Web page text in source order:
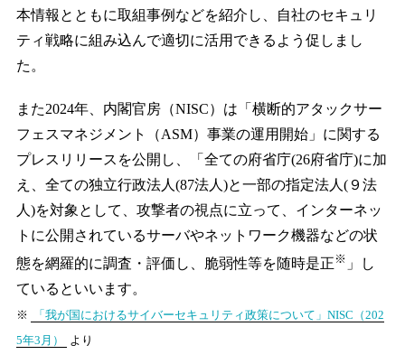
本情報とともに取組事例などを紹介し、自社のセキュリ
ティ戦略に組み込んで適切に活用できるよう促しまし
た。
また2024年、内閣官房（NISC）は「横断的アタックサー
フェスマネジメント（ASM）事業の運用開始」に関する
プレスリリースを公開し、「全ての府省庁(26府省庁)に加
え、全ての独立行政法人(87法人)と一部の指定法人(９法
人)を対象として、攻撃者の視点に立って、インターネッ
トに公開されているサーバやネットワーク機器などの状
態を網羅的に調査・評価し、脆弱性等を随時是正 ※ 」し
ているといいます。
※
「我が国におけるサイバーセキュリティ政策について」NISC（202
5年3月）
より